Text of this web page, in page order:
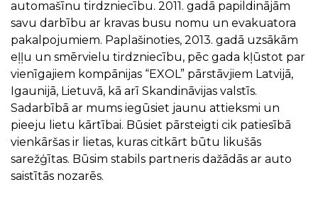
automašīnu tirdzniecību. 2011. gadā papildinājām
savu darbību ar kravas busu nomu un evakuatora
pakalpojumiem. Paplašinoties, 2013. gadā uzsākām
eļļu un smērvielu tirdzniecību, pēc gada kļūstot par
vienīgajiem kompānijas “EXOL” pārstāvjiem Latvijā,
Igaunijā, Lietuvā, kā arī Skandināvijas valstīs.
Sadarbībā ar mums iegūsiet jaunu attieksmi un
pieeju lietu kārtībai. Būsiet pārsteigti cik patiesībā
vienkāršas ir lietas, kuras citkārt būtu likušās
sarežģītas. Būsim stabils partneris dažādās ar auto
saistītās nozarēs.